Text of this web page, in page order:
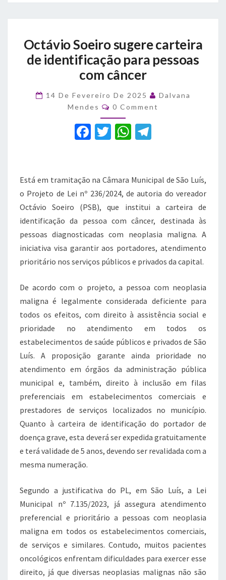
Soeiro
sugere
carteira
de
para
pessoas
com
câncer
Octávio Soeiro sugere carteira
de identificação para pessoas
com câncer
14 De Fevereiro De 2025
Dalvana
Mendes
Comments
0 Comment
F
e
b
o
o
k
T
te
r
W
s
A
p
p
gr
a
m
Está em tramitação na Câmara Municipal de São Luís,
o Projeto de Lei nº 236/2024, de autoria do vereador
Octávio Soeiro (PSB), que institui a carteira de
identificação da pessoa com câncer, destinada às
pessoas diagnosticadas com neoplasia maligna. A
iniciativa visa garantir aos portadores, atendimento
prioritário nos serviços públicos e privados da capital.
De acordo com o projeto, a pessoa com neoplasia
maligna é legalmente considerada deficiente para
todos os efeitos, com direito à assistência social e
prioridade no atendimento em todos os
estabelecimentos de saúde públicos e privados de São
Luís. A proposição garante ainda prioridade no
atendimento em órgãos da administração pública
municipal e, também, direito à inclusão em filas
preferenciais em estabelecimentos comerciais e
prestadores de serviços localizados no município.
Quanto à carteira de identificação do portador de
doença grave, esta deverá ser expedida gratuitamente
e terá validade de 5 anos, devendo ser revalidada com a
mesma numeração.
Segundo a justificativa do PL, em São Luís, a Lei
Municipal nº 7.135/2023, já assegura atendimento
preferencial e prioritário a pessoas com neoplasia
maligna em todos os estabelecimentos comerciais,
de serviços e similares. Contudo, muitos pacientes
oncológicos enfrentam dificuldades para exercer esse
direito, já que diversas neoplasias malignas não são